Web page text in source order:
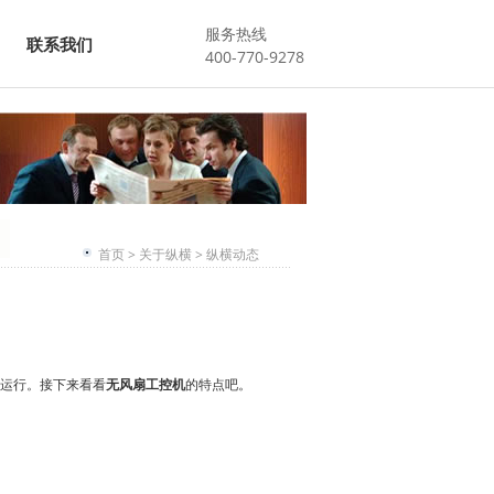
联系我们
服务热线
400-770-9278
首页> 关于纵横> 纵横动态
行。接下来看看无风扇工控机的特点吧。